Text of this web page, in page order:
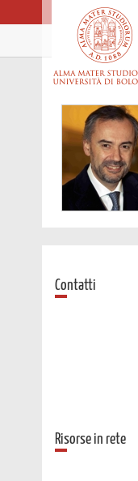
Contatti
Risorse in rete